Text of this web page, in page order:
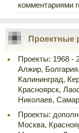
комментариями
Проектные
Проекты: 1968 -
Алжир,
Калининград,
Красноярск,
Николаев,
Проекты:
Москва,